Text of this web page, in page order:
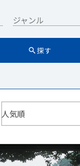
ジャンル
探す
人気順